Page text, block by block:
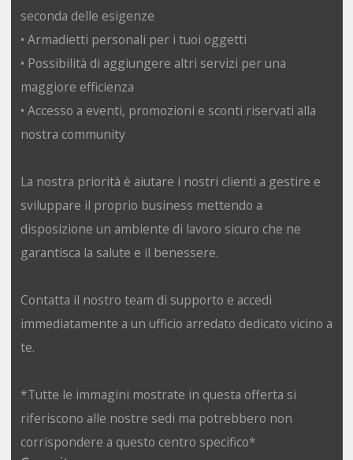
seconda delle esigenze
• Armadietti personali per i tuoi oggetti
• Possibilità di aggiungere altri servizi per una
maggiore efficienza
• Accesso a eventi, promozioni e sconti riservati alla
nostra community
La nostra priorità è aiutare i nostri clienti a gestire e
sviluppare il proprio business mettendo a
disposizione un ambiente di lavoro sicuro che ne
garantisca la salute e il benessere.
Contatta il nostro team di supporto e accedi
immediatamente a un ufficio arredato dedicato vicino a
te.
*Tutte le immagini mostrate in questa offerta si
riferiscono alle nostre sedi ma potrebbero non
corrispondere a questo centro specifico*